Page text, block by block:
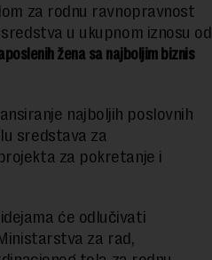
za rodnu ravnopravnost
u ukupnom iznosu od
žena sa najboljim biznis
najboljih poslovnih
sredstava za
za pokretanje i
će odlučivati
za rad,